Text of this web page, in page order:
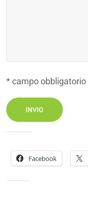
* campo obbligatorio
Facebook